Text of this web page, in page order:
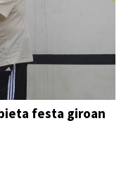
festa giroan